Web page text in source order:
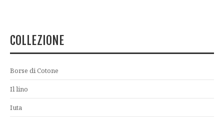
COLLEZIONE
Borse di Cotone
Il lino
Iuta